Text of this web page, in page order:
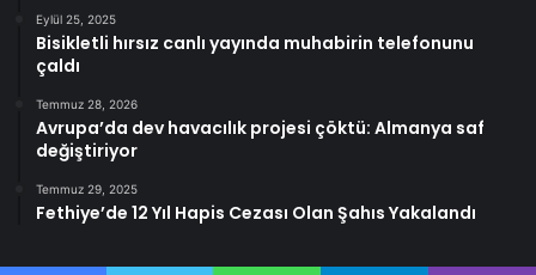
Eylül 25, 2025
Bisikletli hırsız canlı yayında muhabirin telefonunu
çaldı
Temmuz 28, 2026
Avrupa’da dev havacılık projesi çöktü: Almanya saf
değiştiriyor
Temmuz 29, 2025
Fethiye’de 12 Yıl Hapis Cezası Olan Şahıs Yakalandı